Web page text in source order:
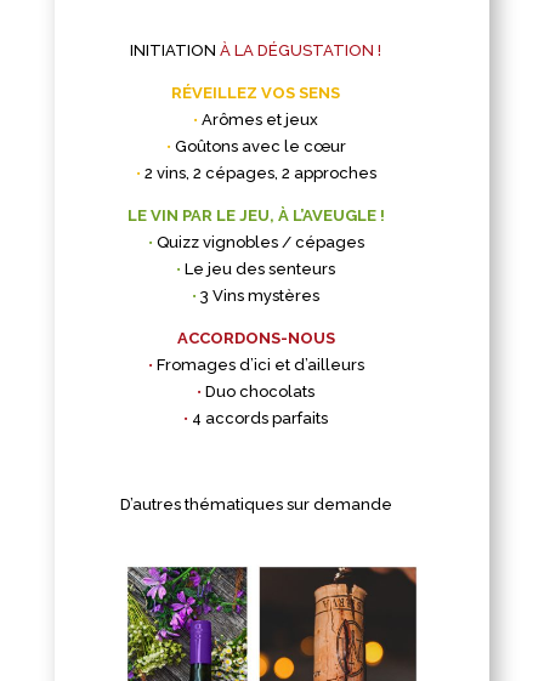
INITIATIONÀ LA DÉGUSTATION !
RÉVEILLEZ VOS SENS
•Arômes et jeux
• Goûtons avec le cœur
• 2 vins, 2 cépages, 2 approches
LE VIN PAR LE JEU, À L’AVEUGLE !
• Quizz vignobles / cépages
•Le jeu des senteurs
•3 Vins mystères
ACCORDONS-NOUS
• Fromages d’ici et d’ailleurs
•Duo chocolats
• 4 accords parfaits
D’autres thématiques sur demande